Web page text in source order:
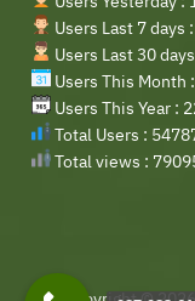
Users Last 7 days
Users Last 30
Users This Month
Users This Year :
Total Users :
Total views :